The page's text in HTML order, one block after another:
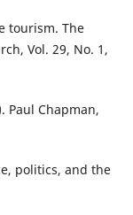
tourism. The
Vol. 29, No. 1,
Paul Chapman,
politics, and the